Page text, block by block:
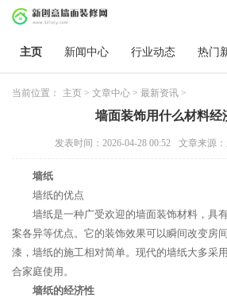
主页 新闻中心 行业动态 热门
当前位置： 主页 > 文章中心 > 最新资讯 >
墙面装饰用什么材料经
发表时间：2026-04-28 00:52 文章来源
墙纸
墙纸的优点
墙纸是一种广受欢迎的墙面装饰材料，具
案各异等优点。它的装饰效果可以瞬间改变房
漆，墙纸的施工相对简单。现代的墙纸大多采
合家庭使用。
墙纸的经济性